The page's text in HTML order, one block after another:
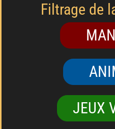
Filtrage de
JEUX